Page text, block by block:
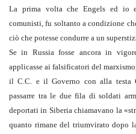
La prima volta che Engels ed io
comunisti, fu soltanto a condizione
ciò che potesse condurre a un
Se in Russia fosse ancora in
applicasse ai falsificatori del
il C.C. e il Governo con alla testa
passarre tra le due fila di soldati
deportati in Siberia chiamavano la
quanto rimane del triumvirato dopo